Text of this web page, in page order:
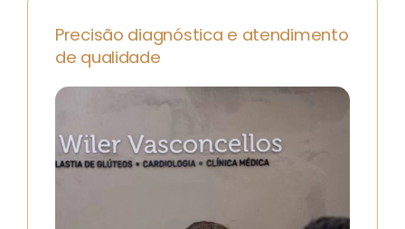
Precisão diagnóstica e atendimento
de qualidade